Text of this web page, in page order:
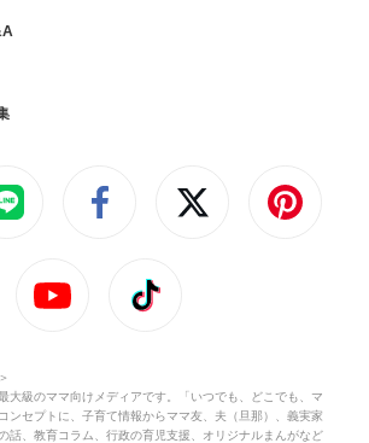
大級のママ向けメディアです。「いつでも、どこでも、マ
ンセプトに、子育て情報からママ友、夫（旦那）、義実家
話、教育コラム、行政の育児支援、オリジナルまんがなど